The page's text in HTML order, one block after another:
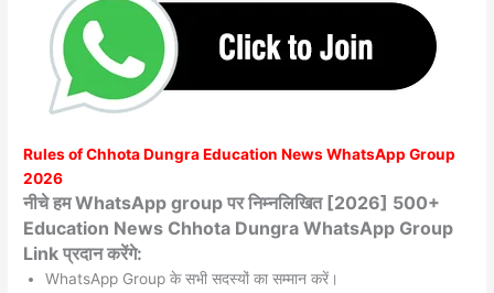
Rules ofChhota DungraEducation News WhatsApp Group
2026
नीचे हम WhatsApp group पर निम्नलिखित [2026] 500+
Education News Chhota Dungra WhatsApp Group
Link प्रदान करेंगे:
WhatsApp Group के सभी सदस्यों का सम्मान करें।